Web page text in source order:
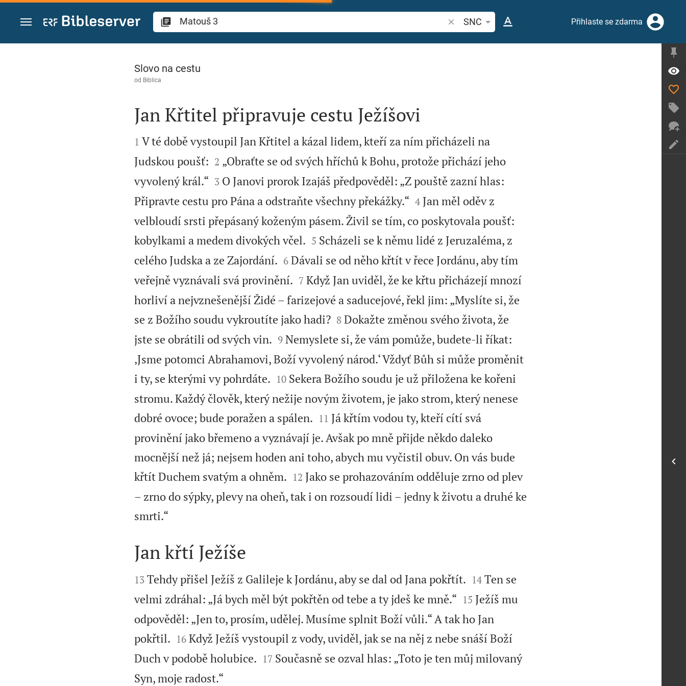
Přejít na obsah
Vyhledat biblický verš nebo slovo
SNC Přihlaste se zdarma
Matouš 3
Slovo na cestu
od Biblica

Jan Křtitel připravuje cestu Ježíšovi

1 V té době vystoupil Jan Křtitel a kázal lidem, kteří za ním přicházeli na
Judskou poušť:
2 „Obraťte se od svých hříchů k Bohu, protože přichází jeho
vyvolený král.“
3 O Janovi prorok Izajáš předpověděl: „Z pouště zazní hlas:
Připravte cestu pro Pána a odstraňte všechny překážky.“
4 Jan měl oděv z
velbloudí srsti přepásaný koženým pásem. Živil se tím, co poskytovala poušť:
kobylkami a medem divokých včel.
5 Scházeli se k němu lidé z Jeruzaléma, z
celého Judska a ze Zajordání.
6 Dávali se od něho křtít v řece Jordánu, aby tím
veřejně vyznávali svá provinění.
7 Když Jan uviděl, že ke křtu přicházejí mnozí
horliví a nejvznešenější Židé – farizejové a saducejové, řekl jim: „Myslíte si, že
se z Božího soudu vykroutíte jako hadi?
8 Dokažte změnou svého života, že
jste se obrátili od svých vin.
9 Nemyslete si, že vám pomůže, budete-li říkat:
‚Jsme potomci Abrahamovi, Boží vyvolený národ.‘ Vždyť Bůh si může proměnit
i ty, se kterými vy pohrdáte.
10 Sekera Božího soudu je už přiložena ke kořeni
stromu. Každý člověk, který nežije novým životem, je jako strom, který nenese
dobré ovoce; bude poražen a spálen.
11 Já křtím vodou ty, kteří cítí svá
provinění jako břemeno a vyznávají je. Avšak po mně přijde někdo daleko
mocnější než já; nejsem hoden ani toho, abych mu vyčistil obuv. On vás bude
křtít Duchem svatým a ohněm.
12 Jako se prohazováním odděluje zrno od plev
– zrno do sýpky, plevy na oheň, tak i on rozsoudí lidi – jedny k životu a druhé ke
smrti.“

Jan křtí Ježíše

13 Tehdy přišel Ježíš z Galileje k Jordánu, aby se dal od Jana pokřtít.
14 Ten se
velmi zdráhal: „Já bych měl být pokřtěn od tebe a ty jdeš ke mně.“
15 Ježíš mu
odpověděl: „Jen to, prosím, udělej. Musíme splnit Boží vůli.“ A tak ho Jan
pokřtil.
16 Když Ježíš vystoupil z vody, uviděl, jak se na něj z nebe snáší Boží
Duch v podobě holubice.
17 Současně se ozval hlas: „Toto je ten můj milovaný
Syn, moje radost.“